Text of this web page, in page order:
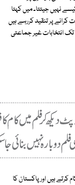
نہیں جیتتا۔ میں کہتا
کرانے پر تنقید کررہے ہیں
تک انتخابات غیر جماعتی
کرتے ہیں اور پاکستان کا